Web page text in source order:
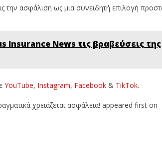
την ασφάλιση ως μια συνειδητή επιλογή
Insurance News τις βραβεύσεις της
YouTube, Instagram, Facebook & TikTok.
χρειάζεται ασφάλεια! appeared first on